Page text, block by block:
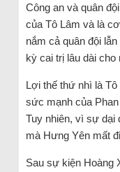
Công an và quân
của Tô Lâm và là
nắm cả quân đội
kỳ cai trị lâu dài
Lợi thế thứ nhì là
sức mạnh của
Tuy nhiên, vì sự dại
mà Hưng Yên mất
Sau sự kiện Hoàng